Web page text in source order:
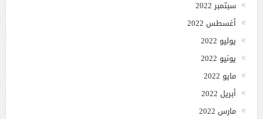
سبتمبر 2022
أغسطس 2022
يوليو 2022
يونيو 2022
مايو 2022
أبريل 2022
مارس 2022